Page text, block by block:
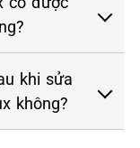
khi sửa
không?